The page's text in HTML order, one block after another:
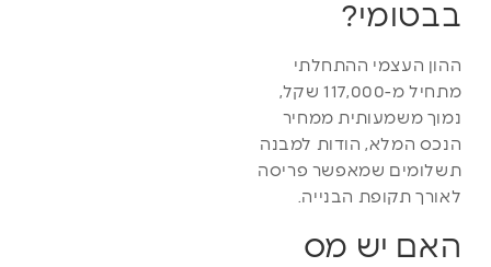
בבטומי?
ההון העצמי ההתחלתי
מתחיל מ-117,000 שקל,
נמוך משמעותית ממחיר
הנכס המלא, הודות למבנה
תשלומים שמאפשר פריסה
לאורך תקופת הבנייה.
האם יש מס